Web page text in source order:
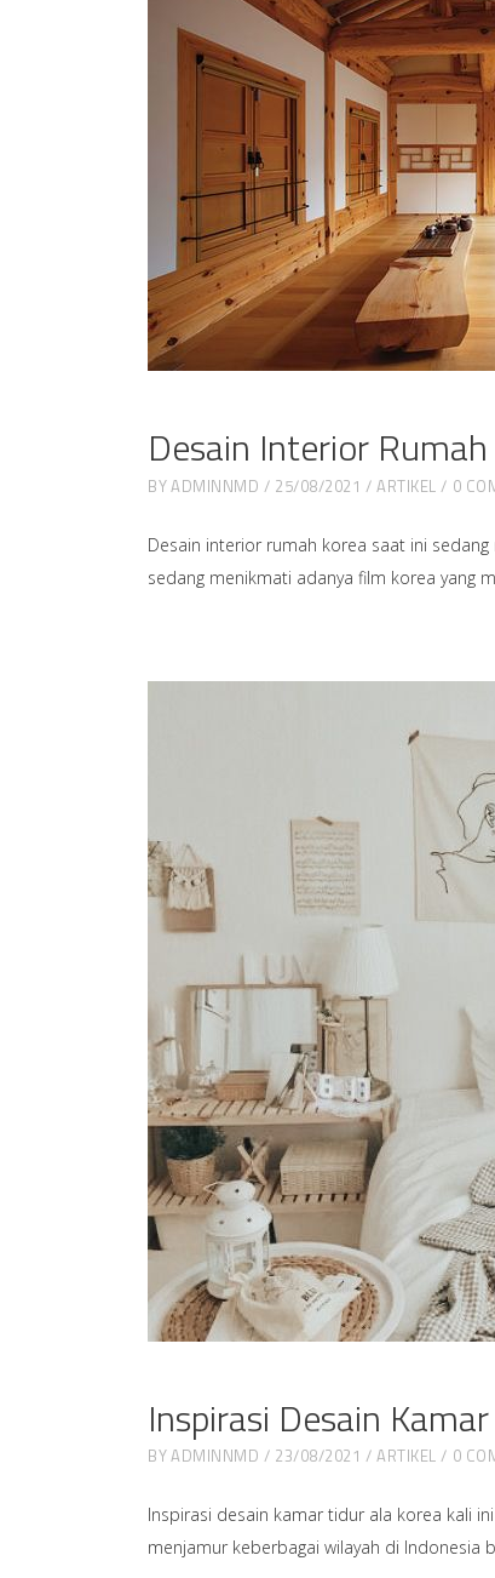
Desain Interior
BYADMINNMD 25/08/2021 ARTIKEL 0
Desain interior rumah korea saat ini
sedang menikmati adanya film korea yang
Inspirasi Desain
BYADMINNMD 23/08/2021 ARTIKEL 0
Inspirasi desain kamar tidur ala korea kali
menjamur keberbagai wilayah di Indonesia